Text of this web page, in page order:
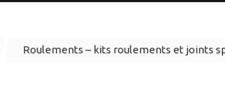
Roulements – kits roulements et joints